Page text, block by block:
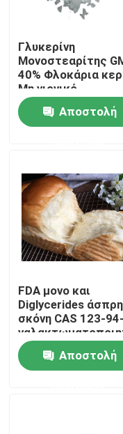
Σπίτι
Προϊόντα
VR παρουσιάστε
Σχετικά με εμάς
Ποιοτικός
Επικοινωνήστε
Γλυκερίνη
Μονοστεαρίτης
40% Φλοκάρια
Μη νιονικό
επιφανειακό
δραστικό για το
στα καλλυντικά
Αποστολή
FDA μονο και
Diglycerides άσπρη
σκόνη CAS 123-
E471 GMS40
τροφίμωνΑποστολή